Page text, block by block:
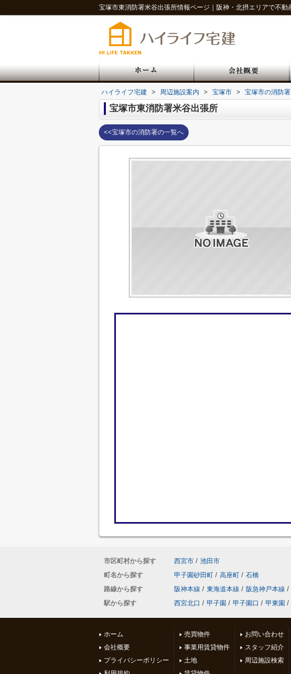
ハイライフ宅建 > 周辺施設案内 > 宝塚市 > 宝塚市の消防署
宝塚市東消防署米谷出張所
<<宝塚市の消防署の一覧へ
市区町村から探す 西宮市 / 池田市
町名から探す
甲子園砂田町 / 高座町 / 石橋
路線から探す
阪神本線 / 東海道本線 / 阪急神戸本線 /
駅から探す
西宮北口 / 甲子園 / 甲子園口 / 甲東園 /
ホーム
会社概要
プライバシーポリシー
売買物件
事業用賃貸物件
土地
お問い合わせ
スタッフ紹介
周辺施設検索